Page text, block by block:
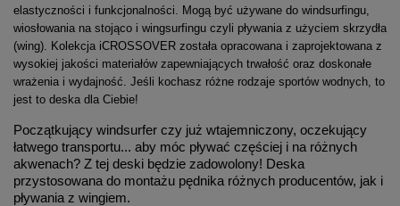
elastyczności i funkcjonalności. Mogą być używane do windsurfingu,
wiosłowania na stojąco i wingsurfingu czyli pływania z użyciem skrzydła
(wing). Kolekcja iCROSSOVER została opracowana i zaprojektowana z
wysokiej jakości materiałów zapewniających trwałość oraz doskonałe
wrażenia i wydajność. Jeśli kochasz różne rodzaje sportów wodnych, to
jest to deska dla Ciebie!
Początkujący windsurfer czy już wtajemniczony, oczekujący
łatwego transportu... aby móc pływać częściej i na różnych
akwenach? Z tej deski będzie zadowolony! Deska
przystosowana do montażu pędnika różnych producentów, jak i
pływania z wingiem.